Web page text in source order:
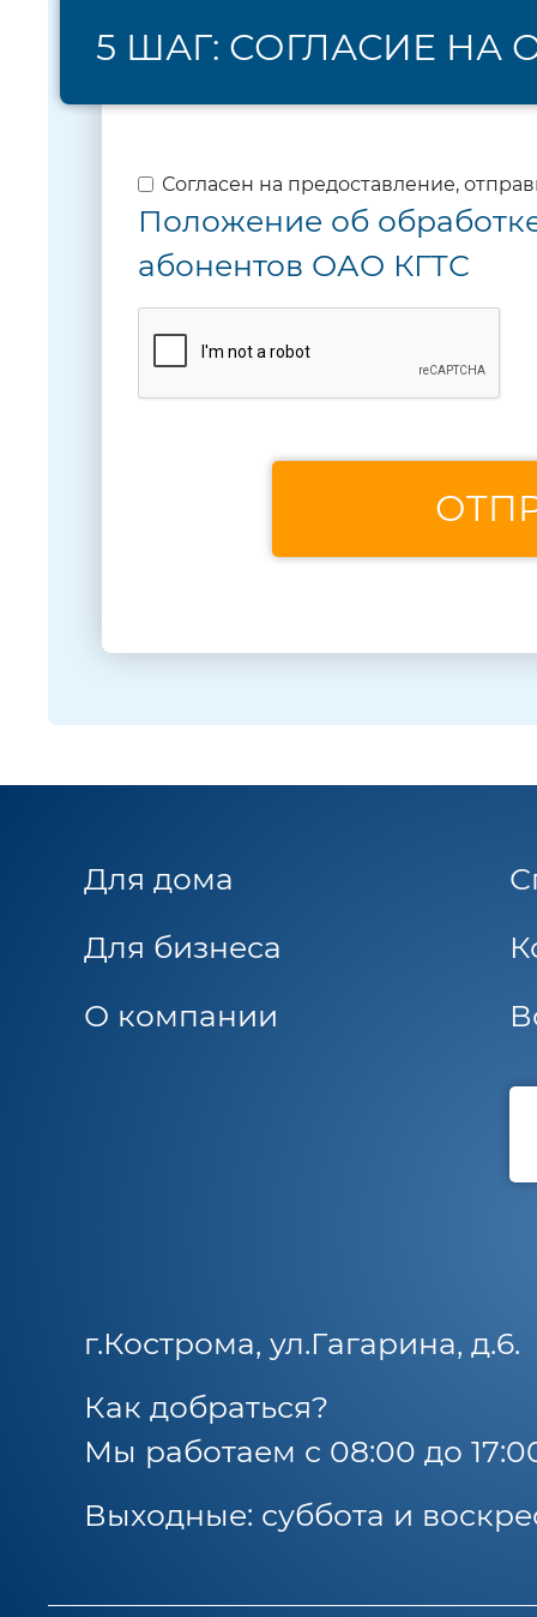
5 ШАГ: СОГЛАСИЕ НА
Согласен на предоставление,
Положение об
абонентов ОАО КГТС
Для дома
Для бизнеса
О компании
г.Кострома, ул.Гагарина, д.6.
Как добраться?
Мы работаем с 08:00 до
Выходные: суббота и